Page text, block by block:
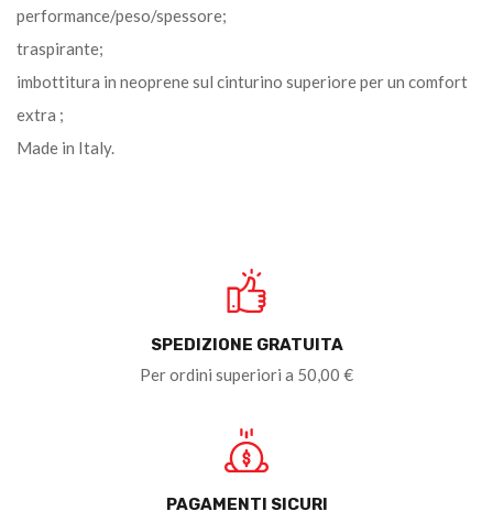
performance/peso/spessore;
traspirante;
imbottitura in neoprene sul cinturino superiore per un comfort
extra ;
Made in Italy.
SPEDIZIONE GRATUITA
Per ordini superiori a 50,00 €
PAGAMENTI SICURI